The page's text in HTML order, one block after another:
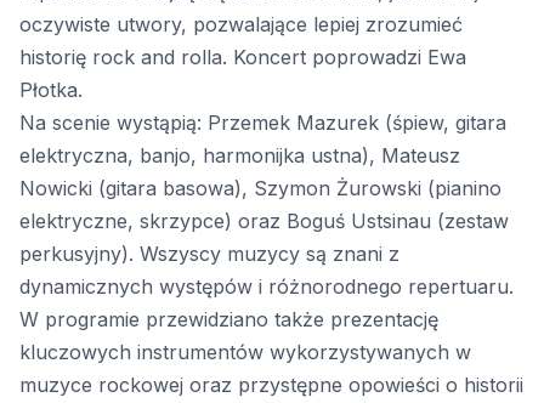
oczywiste utwory, pozwalające lepiej zrozumieć
historię rock and rolla. Koncert poprowadzi Ewa
Płotka.
Na scenie wystąpią: Przemek Mazurek (śpiew, gitara
elektryczna, banjo, harmonijka ustna), Mateusz
Nowicki (gitara basowa), Szymon Żurowski (pianino
elektryczne, skrzypce) oraz Boguś Ustsinau (zestaw
perkusyjny). Wszyscy muzycy są znani z
dynamicznych występów i różnorodnego repertuaru.
W programie przewidziano także prezentację
kluczowych instrumentów wykorzystywanych w
muzyce rockowej oraz przystępne opowieści o historii